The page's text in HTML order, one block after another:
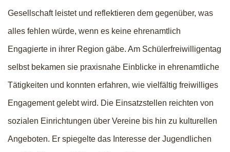
Gesellschaft leistet und reflektieren dem gegenüber, was
alles fehlen würde, wenn es keine ehrenamtlich
Engagierte in ihrer Region gäbe. Am Schülerfreiwilligentag
selbst bekamen sie praxisnahe Einblicke in ehrenamtliche
Tätigkeiten und konnten erfahren, wie vielfältig freiwilliges
Engagement gelebt wird. Die Einsatzstellen reichten von
sozialen Einrichtungen über Vereine bis hin zu kulturellen
Angeboten. Er spiegelte das Interesse der Jugendlichen